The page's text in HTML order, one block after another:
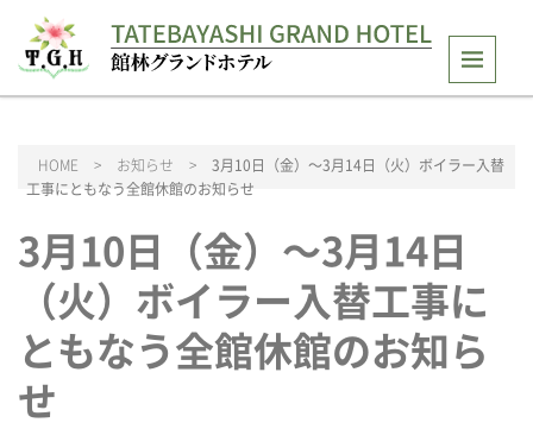
HOME > お知らせ >
3月10日（金）～3月14日（火）ボイラー入替
工事にともなう全館休館のお知らせ
3月10日（金）～3月14日
（火）ボイラー入替工事に
ともなう全館休館のお知ら
せ